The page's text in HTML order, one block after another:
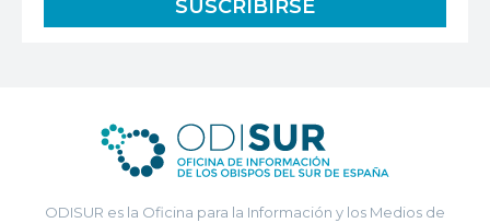
ODISUR es la Oficina para la Información y los Medios de